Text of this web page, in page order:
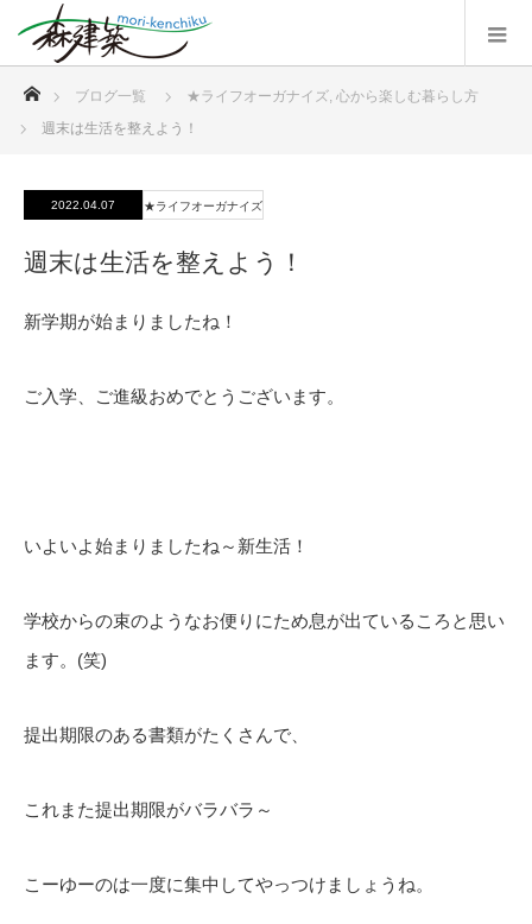
ブログ一覧 ★ライフオーガナイズ, 心から楽しむ暮らし方
週末は生活を整えよう！
2022.04.07 ★ライフオーガナイズ
週末は生活を整えよう！
新学期が始まりましたね！
ご入学、ご進級おめでとうございます。
いよいよ始まりましたね～新生活！
学校からの束のようなお便りにため息が出ているころと思い
ます。(笑)
提出期限のある書類がたくさんで、
これまた提出期限がバラバラ～
こーゆーのは一度に集中してやっつけましょうね。